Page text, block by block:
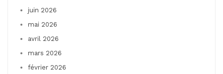
juin 2026
mai 2026
avril 2026
mars 2026
février 2026